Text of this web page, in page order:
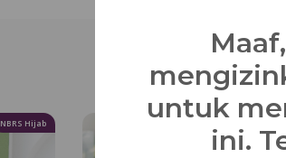
NBRS Hijab Youth
untuk
ini.